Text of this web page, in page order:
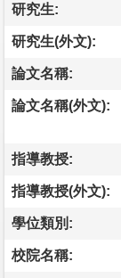
研究生:
研究生(外文):
論文名稱:
論文名稱(外文):
指導教授:
指導教授(外文):
學位類別:
校院名稱: